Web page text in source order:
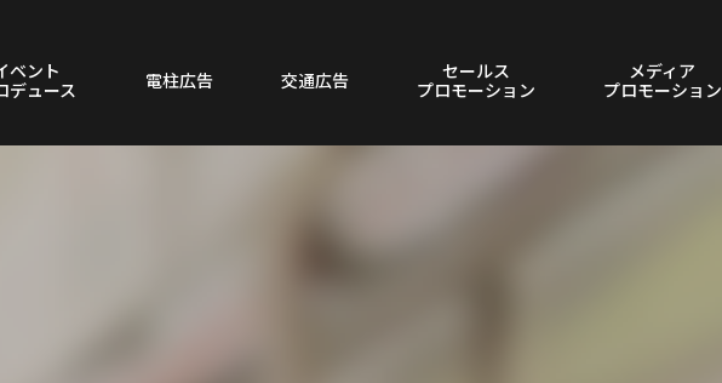
ベント
デュース
電柱広告 交通広告
セールス
プロモーション
メディア
プロモーション